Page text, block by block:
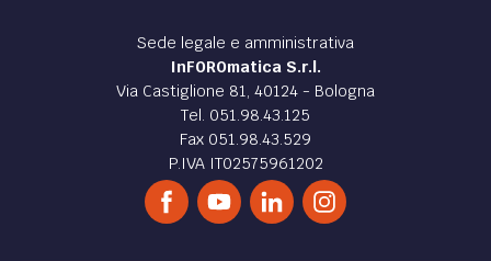
Sede legale e amministrativa
InFOROmatica S.r.l.
Via Castiglione 81, 40124 - Bologna
Tel. 051.98.43.125
Fax 051.98.43.529
P.IVA IT02575961202